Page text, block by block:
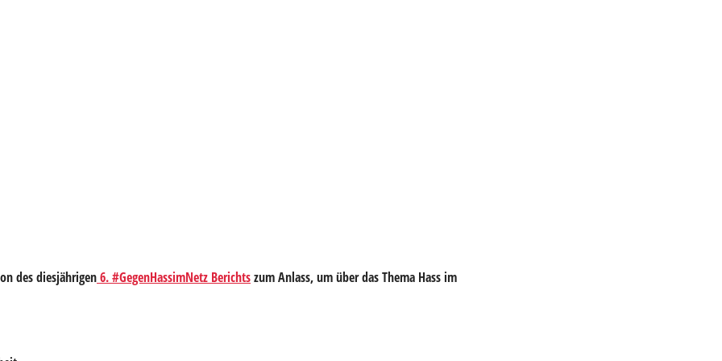
des diesjährigen6. #GegenHassimNetz Berichtszum Anlass, um über das Thema Hass im